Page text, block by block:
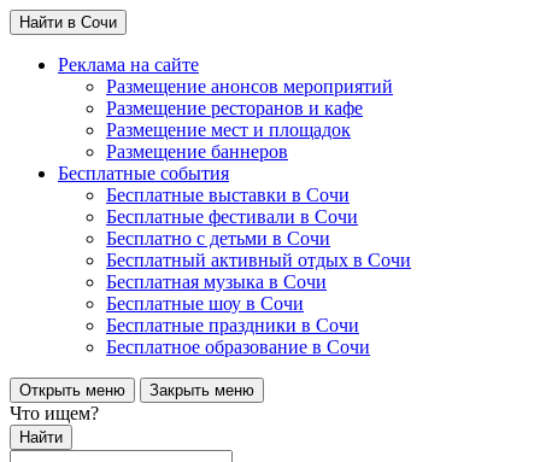
Найти в Сочи
Реклама на сайте
Размещение анонсов мероприятий
Размещение ресторанов и кафе
Размещение мест и площадок
Размещение баннеров
Бесплатные события
Бесплатные выставки в Сочи
Бесплатные фестивали в Сочи
Бесплатно с детьми в Сочи
Бесплатный активный отдых в Сочи
Бесплатная музыка в Сочи
Бесплатные шоу в Сочи
Бесплатные праздники в Сочи
Бесплатное образование в Сочи
Открыть меню Закрыть меню
Что ищем?
Найти